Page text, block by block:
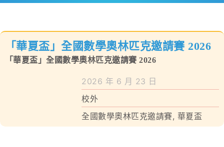
學與教
校風及學生支援
學校特色
「華夏盃」全國數學奧林匹克邀請賽 2026
「華夏盃」全國數學奧林匹克邀請賽 2026
2026 年 6 月 23 日
校外
全國數學奧林匹克邀請賽, 華夏盃